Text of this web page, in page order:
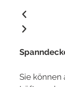
Sie können